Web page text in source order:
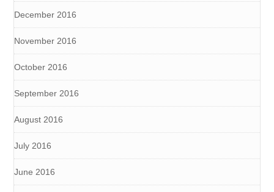
December 2016
November 2016
October 2016
September 2016
August 2016
July 2016
June 2016